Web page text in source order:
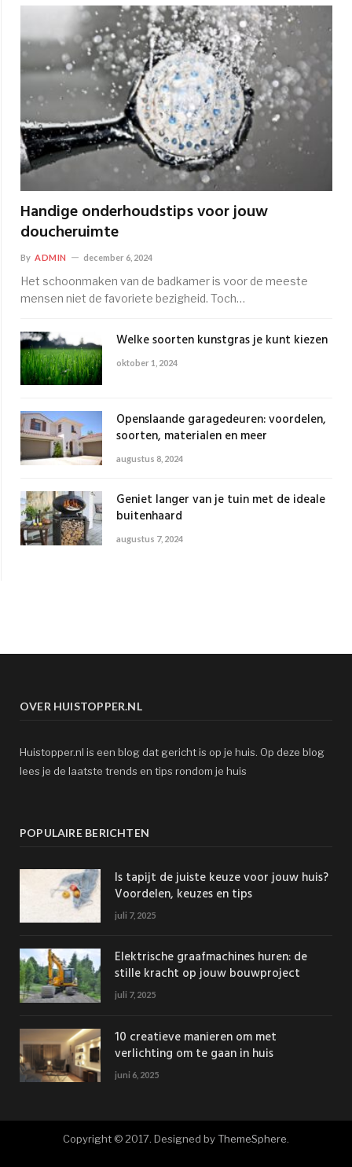
Handige onderhoudstips voor jouw
doucheruimte
By ADMIN december 6, 2024
Het schoonmaken van de badkamer is voor de meeste
mensen niet de favoriete bezigheid. Toch…
Welke soorten kunstgras je kunt kiezen
oktober 1, 2024
Openslaande garagedeuren: voordelen,
soorten, materialen en meer
augustus 8, 2024
Geniet langer van je tuin met de ideale
buitenhaard
augustus 7, 2024
OVER HUISTOPPER.NL
Huistopper.nl is een blog dat gericht is op je huis. Op deze blog
lees je de laatste trends en tips rondom je huis
POPULAIRE BERICHTEN
Is tapijt de juiste keuze voor jouw huis?
Voordelen, keuzes en tips
juli 7, 2025
Elektrische graafmachines huren: de
stille kracht op jouw bouwproject
juli 7, 2025
10 creatieve manieren om met
verlichting om te gaan in huis
juni 6, 2025
Copyright © 2017. Designed byThemeSphere.